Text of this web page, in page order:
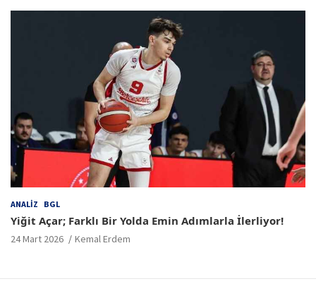
ANALIZ BGL
Yiğit Açar; Farklı Bir Yolda Emin Adımlarla İlerliyor!
24 Mart 2026 Kemal Erdem